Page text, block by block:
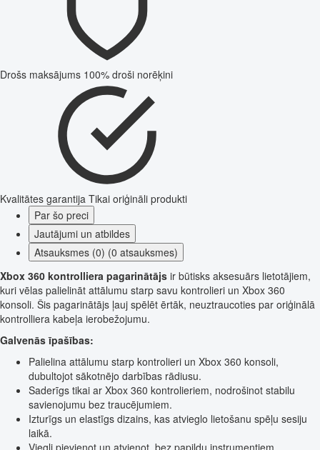
Drošs maksājums 100% droši norēķini
Kvalitātes garantija Tikai oriģināli produkti
Par šo preci
Jautājumi un atbildes
Atsauksmes (0) (0 atsauksmes)
Xbox 360 kontrolliera pagarinātājs ir būtisks aksesuārs lietotājiem,
kuri vēlas palielināt attālumu starp savu kontrolieri un Xbox 360
konsoli. Šis pagarinātājs ļauj spēlēt ērtāk, neuztraucoties par oriģinālā
kontrolliera kabeļa ierobežojumu.
Galvenās īpašības:
Palielina attālumu starp kontrolieri un Xbox 360 konsoli,
dubultojot sākotnējo darbības rādiusu.
Saderīgs tikai ar Xbox 360 kontrolieriem, nodrošinot stabilu
savienojumu bez traucējumiem.
Izturīgs un elastīgs dizains, kas atvieglo lietošanu spēļu sesiju
laikā.
Viegli pievienot un atvienot, bez papildu instrumentiem.